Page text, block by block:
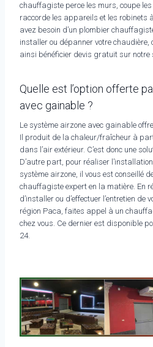
chauffagiste perce les murs, coupe
raccorde les appareils et les robinets à
avez besoin d’un plombier
installer ou dépanner votre chaudière,
ainsi bénéficier devis gratuit sur notre
Quelle est l’option offerte
avec gainable ?
Le système airzone avec gainable
Il produit de la chaleur/fraîcheur à
dans l’air extérieur. C’est donc une
D’autre part, pour réaliser l’installation
système airzone, il vous est conseillé
chauffagiste expert en la matière. En
d’installer ou d’effectuer l’entretien
région Paca, faites appel à un
chez vous. Ce dernier est disponible
24.